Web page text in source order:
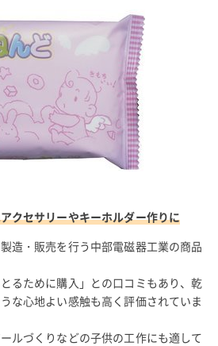
クセサリーやキーホルダー作りに
造・販売を行う中部電磁器工業の商品
るために購入」との口コミもあり、乾
な心地よい感触も高く評価されていま
ルづくりなどの子供の工作にも適して